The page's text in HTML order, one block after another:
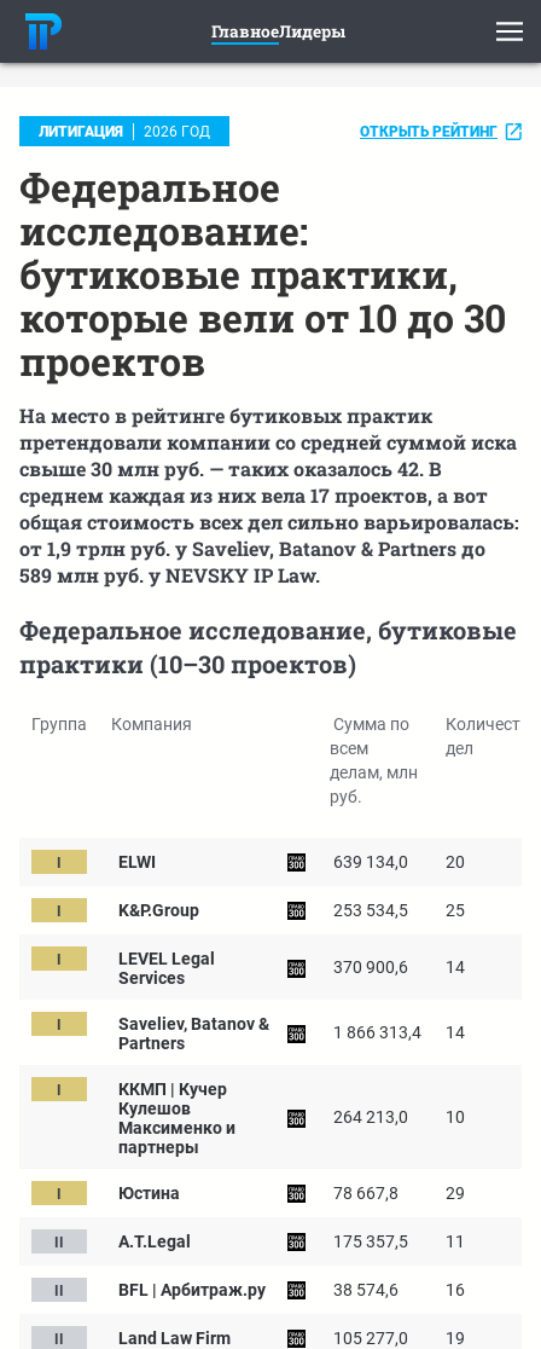
ГлавноеЛидеры
ЛИТИГАЦИЯ 2026 ГОД ОТКРЫТЬ РЕЙТИНГ
Федеральное
исследование:
бутиковые практики,
которые вели от 10 до 30
проектов
На место в рейтинге бутиковых практик
претендовали компании со средней суммой иска
свыше 30 млн руб. — таких оказалось 42. В
среднем каждая из них вела 17 проектов, а вот
общая стоимость всех дел сильно варьировалась:
от 1,9 трлн руб. у Saveliev, Batanov & Partners до
589 млн руб. у NEVSKY IP Law.
Федеральное исследование, бутиковые
практики (10–30 проектов)
Группа Компания
Сумма по
всем
делам, млн
руб.
Количество
дел
ELWI 639 134,0 20
K&P.Group 253 534,5 25
LEVEL Legal
Services
370 900,6 14
Saveliev, Batanov &
Partners
1 866 313,4 14
ККМП | Кучер
Кулешов
Максименко и
партнеры
264 213,0 10
Юстина 78 667,8 29
A.T.Legal 175 357,5 11
BFL | Арбитраж.ру 38 574,6 16
Land Law Firm 105 277,0 19